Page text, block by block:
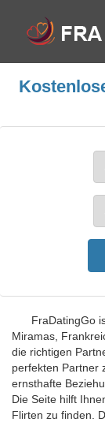
FraDatingGo
Miramas,
die richtigen
perfekten Partner
ernsthafte
Die Seite hilft
Flirten zu finden.